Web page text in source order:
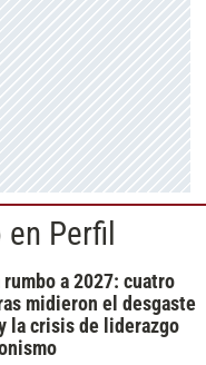
Perfil
rumbo a 2027: cuatro
midieron el desgaste
la crisis de liderazgo